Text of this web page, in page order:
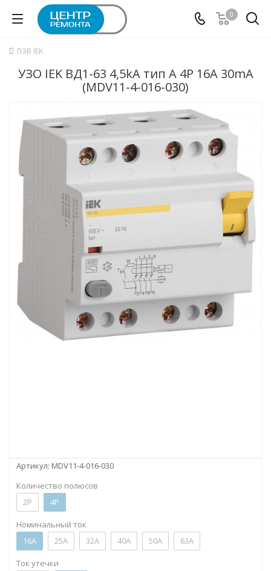
0
ПЗВ IEK
УЗО IEK ВД1-63 4,5kA тип А 4P 16А 30mA
(MDV11-4-016-030)
Артикул: MDV11-4-016-030
Количество полюсов
2P
4P
Номинальный ток
16А
25А 32А 40А 50А 63А
Ток утечки